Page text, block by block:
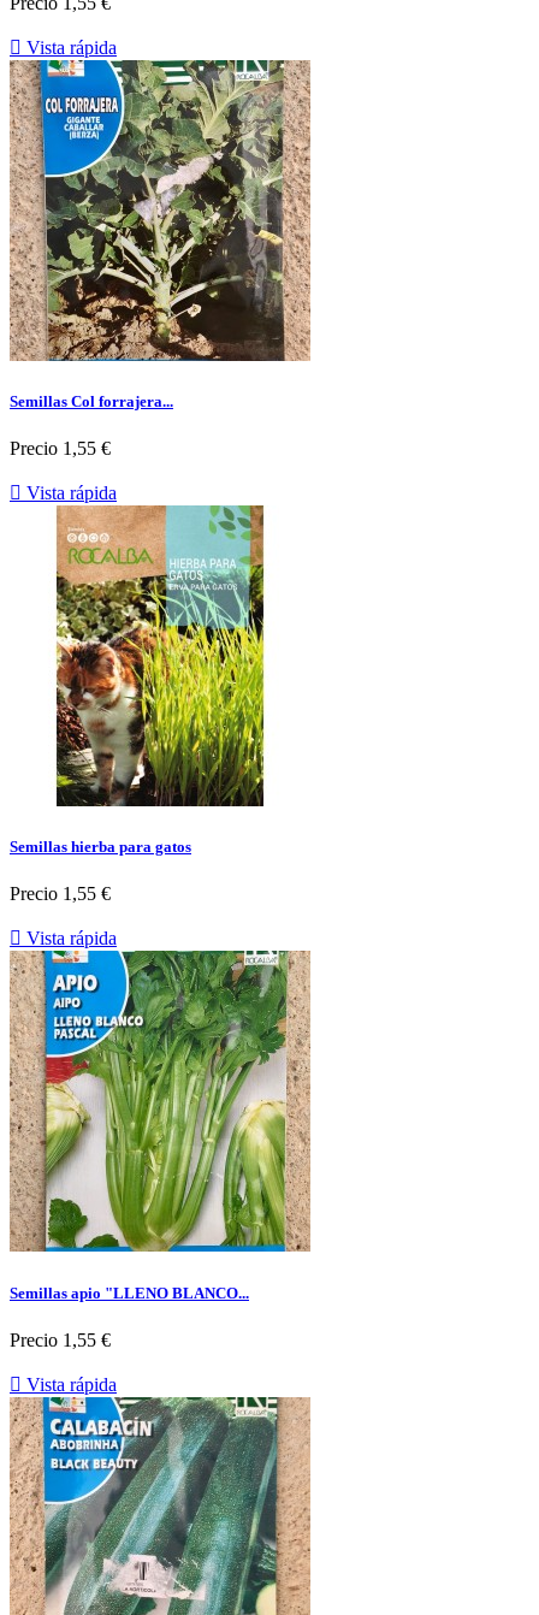
 Vista rápida
Semillas Col forrajera...
Precio 1,55 €
 Vista rápida
Semillas hierba para gatos
Precio 1,55 €
 Vista rápida
Semillas apio "LLENO BLANCO...
Precio 1,55 €
 Vista rápida